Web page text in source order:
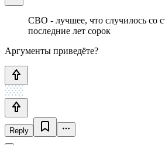
СВО - лучшее, что случилось со
последние лет сорок
Аргументы приведёте?
Reply